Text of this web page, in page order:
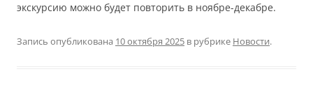
экскурсию можно будет повторить в ноябре-декабре.
Запись опубликована 10 октября 2025 в рубрике Новости.